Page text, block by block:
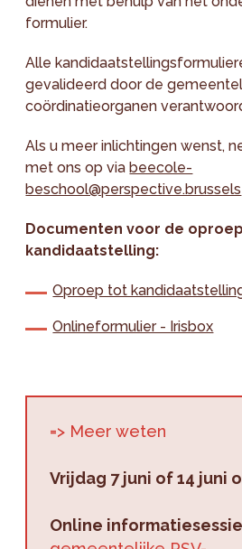
formulier.
Alle
gevalideerd door de
coördinatieorganen
Als u meer inlichtingen wenst,
met ons op viabeecole-
beschool@perspective.brussels
Documenten voor de
kandidaatstelling:
Oproep tot
Onlineformulier - Irisbox
=> Meer weten
Vrijdag 7 juni of 14 juni
Online